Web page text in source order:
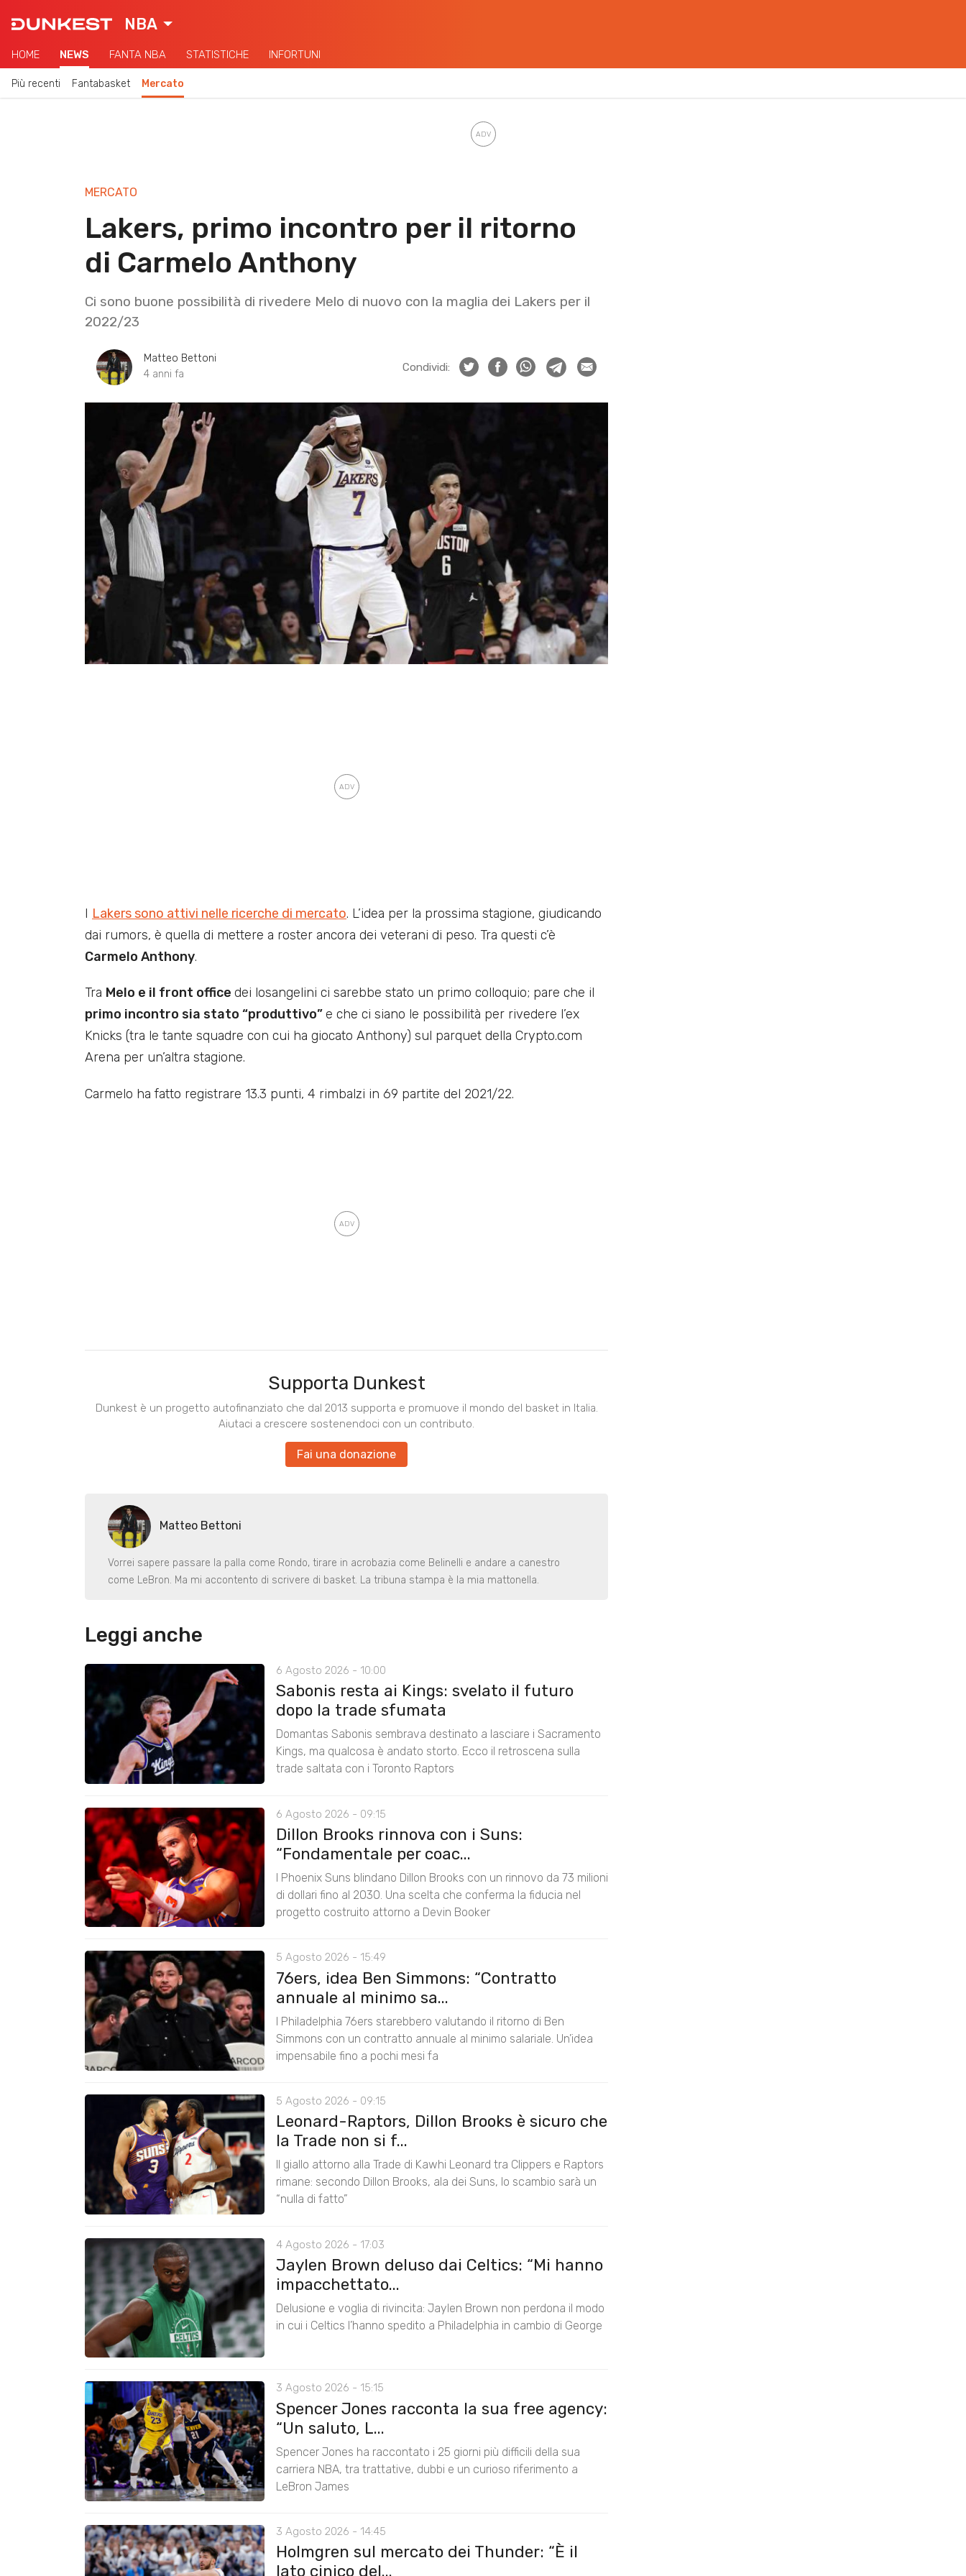
NBA
HOME NEWS FANTA NBA STATISTICHE INFORTUNI
Più recenti Fantabasket Mercato
MERCATO
Lakers, primo incontro per il ritorno
di Carmelo Anthony
Ci sono buone possibilità di rivedere Melo di nuovo con la maglia dei Lakers per il
2022/23
Matteo Bettoni
4 anni fa
Condividi:
I Lakers sono attivi nelle ricerche di mercato. L’idea per la prossima stagione, giudicando
dai rumors, è quella di mettere a roster ancora dei veterani di peso. Tra questi c’è
Carmelo Anthony.
Tra Melo e il front office dei losangelini ci sarebbe stato un primo colloquio; pare che il
primo incontro sia stato “produttivo”e che ci siano le possibilità per rivedere l’ex
Knicks (tra le tante squadre con cui ha giocato Anthony) sul parquet della Crypto.com
Arena per un’altra stagione.
Carmelo ha fatto registrare 13.3 punti, 4 rimbalzi in 69 partite del 2021/22.
Supporta Dunkest
Dunkest è un progetto autofinanziato che dal 2013 supporta e promuove il mondo del basket in Italia.
Aiutaci a crescere sostenendoci con un contributo.
Fai una donazione
Matteo Bettoni
Vorrei sapere passare la palla come Rondo, tirare in acrobazia come Belinelli e andare a canestro
come LeBron. Ma mi accontento di scrivere di basket. La tribuna stampa è la mia mattonella.
Leggi anche
6 Agosto 2026 - 10:00
Sabonis resta ai Kings: svelato il futuro
dopo la trade sfumata
Domantas Sabonis sembrava destinato a lasciare i Sacramento
Kings, ma qualcosa è andato storto. Ecco il retroscena sulla
trade saltata con i Toronto Raptors
6 Agosto 2026 - 09:15
Dillon Brooks rinnova con i Suns:
“Fondamentale per coac...
I Phoenix Suns blindano Dillon Brooks con un rinnovo da 73 milioni
di dollari fino al 2030. Una scelta che conferma la fiducia nel
progetto costruito attorno a Devin Booker
5 Agosto 2026 - 15:49
76ers, idea Ben Simmons: “Contratto
annuale al minimo sa...
I Philadelphia 76ers starebbero valutando il ritorno di Ben
Simmons con un contratto annuale al minimo salariale. Un’idea
impensabile fino a pochi mesi fa
5 Agosto 2026 - 09:15
Leonard-Raptors, Dillon Brooks è sicuro che
la Trade non si f...
Il giallo attorno alla Trade di Kawhi Leonard tra Clippers e Raptors
rimane: secondo Dillon Brooks, ala dei Suns, lo scambio sarà un
“nulla di fatto”
4 Agosto 2026 - 17:03
Jaylen Brown deluso dai Celtics: “Mi hanno
impacchettato...
Delusione e voglia di rivincita: Jaylen Brown non perdona il modo
in cui i Celtics l’hanno spedito a Philadelphia in cambio di George
3 Agosto 2026 - 15:15
Spencer Jones racconta la sua free agency:
“Un saluto, L...
Spencer Jones ha raccontato i 25 giorni più difficili della sua
carriera NBA, tra trattative, dubbi e un curioso riferimento a
LeBron James
3 Agosto 2026 - 14:45
Holmgren sul mercato dei Thunder: “È il
lato cinico del...